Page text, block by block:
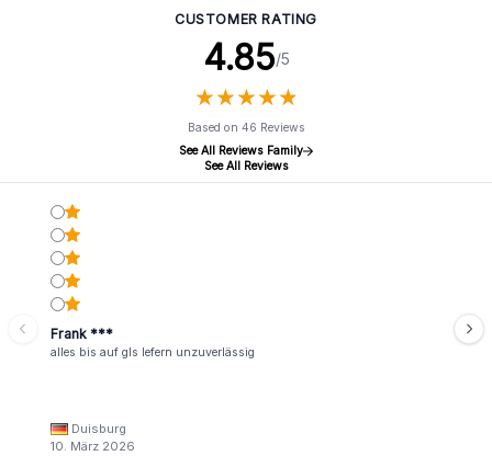
CUSTOMER RATING
4.85/5
★★★★★
★★★★★
Based on 46 Reviews
See All Reviews Family
See All Reviews
Frank ***
alles bis auf gls lefern unzuverlässig
Duisburg
10. März 2026